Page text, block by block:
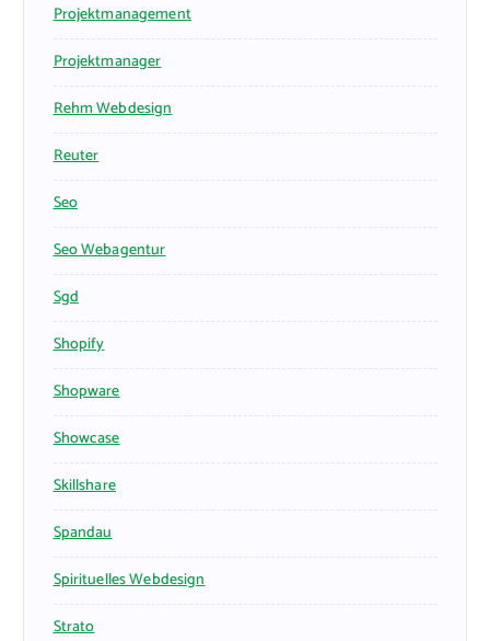
Projektmanagement
Projektmanager
Rehm Webdesign
Reuter
Seo
Seo Webagentur
Sgd
Shopify
Shopware
Showcase
Skillshare
Spandau
Spirituelles Webdesign
Strato